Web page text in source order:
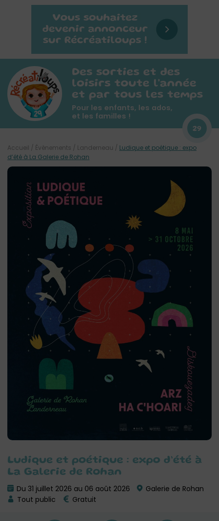
Des sorties et des
loisirs toute l'année
et par tous les temps
Pour les enfants, les ados,
et les familles !
29
Ludique et poétique : expo d’été à
La Galerie de Rohan
Du 31 juillet 2026 au 06 août 2026
Galerie de Rohan
Tout public
Gratuit
Accueil / Évènements / Landerneau / Ludique et poétique : expo
d’été à La Galerie de Rohan